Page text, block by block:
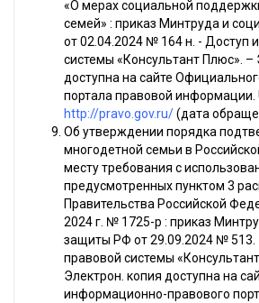
«О мерах социальной
семей» : приказ Минтруда и
от 02.04.2024 № 164 н. - Доступ
системы «Консультант Плюс». –
доступна на сайте
портала правовой информации.
http://pravo.gov.ru/(дата
Об утверждении порядка
многодетной семьи в
месту требования с
предусмотренных пунктом 3
Правительства Российской
2024 г. № 1725-р : приказ
защиты РФ от 29.09.2024 № 513.
правовой системы
Электрон. копия доступна на
информационно-правового